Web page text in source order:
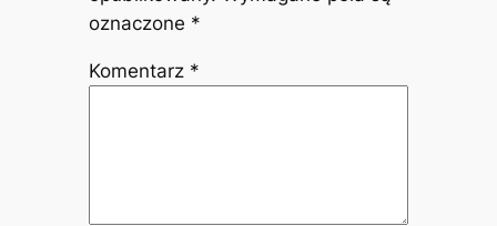
oznaczone *
Komentarz *